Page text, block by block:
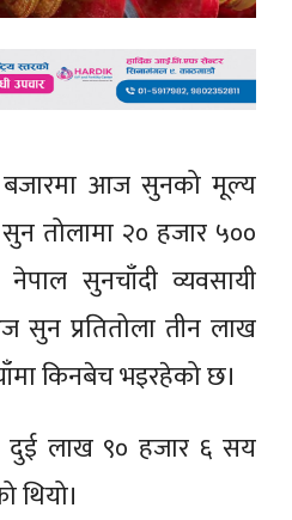
बजारमा आज सुनको मूल्य
तोलामा २० हजार ५००
सुनचाँदी व्यवसायी
प्रतितोला तीन लाख
किनबेच भइरहेको छ।
दुई लाख ९० हजार ६ सय
थियो।